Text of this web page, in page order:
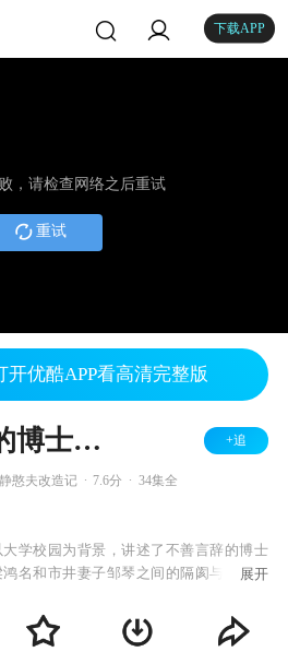
下载APP
，请检查网络之后重试
重试
优酷APP看高清完整版
我的博士老公 +追
憨夫改造记 7.6分 34集全
大学校园为背景，讲述了不善言辞的博士
鸿名和市井妻子邹琴之间的隔阂与爱情故
中备受排挤的“囧”博士，是一个回到家
油盐世俗攀比的“窘”老公。他在精神境
展开